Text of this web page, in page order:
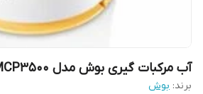
آب مرکبات گیری بوش مدل MCP3500
برند: بوش